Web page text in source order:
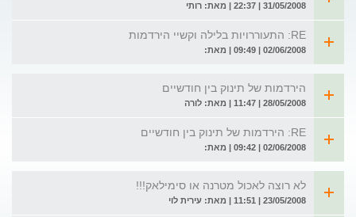
31/05/2008 | 22:37 | מאת: רותי
RE: התעוררויות בלילה וקשיי הירדמות
02/06/2008 | 09:49 | מאת:
הירדמות של תינוק בין חודשיים
28/05/2008 | 11:47 | מאת: לורה
RE: הירדמות של תינוק בין חודשיים
02/06/2008 | 09:42 | מאת:
לא רוצה לאכול מטרנה או סימילאק!!!
23/05/2008 | 11:51 | מאת: עירית לוי